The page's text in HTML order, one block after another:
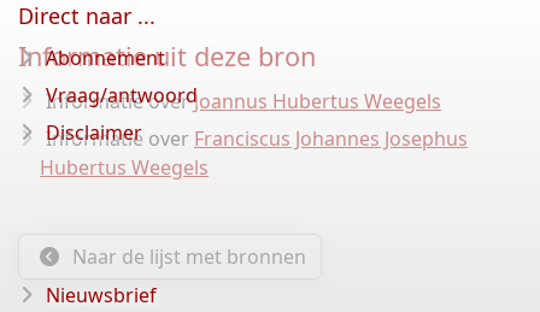
Informatie uit deze bron
Informatie overJoannus Hubertus Weegels
Informatie over Franciscus Johannes Josephus
Hubertus Weegels
Naar de lijst met bronnen
Direct naar ...
Abonnement
Vraag/antwoord
Disclaimer
Nieuwsbrief